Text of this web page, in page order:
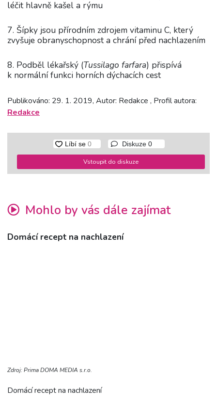
léčit hlavně kašel a rýmu
7. Šípky jsou přírodním zdrojem vitaminu C, který
zvyšuje obranyschopnost a chrání před nachlazením
8. Podběl lékařský (Tussilago farfara) přispívá
k normální funkci horních dýchacích cest
Publikováno: 29. 1. 2019, Autor: Redakce , Profil autora:
Redakce
Diskuze 0
Vstoupit do diskuze
Mohlo by vás dále zajímat
Domácí recept na nachlazení
Zdroj: Prima DOMA MEDIA s.r.o.
Domácí recept na nachlazení